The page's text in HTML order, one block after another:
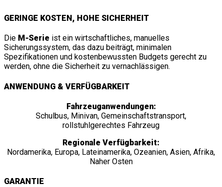
GERINGE KOSTEN, HOHE SICHERHEIT
Die M-Serie ist ein wirtschaftliches, manuelles
Sicherungssystem, das dazu beiträgt, minimalen
Spezifikationen und kostenbewussten Budgets gerecht zu
werden, ohne die Sicherheit zu vernachlässigen.
ANWENDUNG & VERFÜGBARKEIT
Fahrzeuganwendungen:
Schulbus, Minivan, Gemeinschaftstransport,
rollstuhlgerechtes Fahrzeug
Regionale Verfügbarkeit:
Nordamerika, Europa, Lateinamerika, Ozeanien, Asien, Afrika,
Naher Osten
GARANTIE